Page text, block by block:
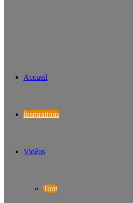
Accueil
Inspirations
Vidéos
Tout